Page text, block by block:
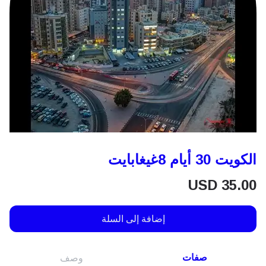
الكويت 30 أيام 8غيغابايت
USD 35.00
إضافة إلى السلة
صفات وصف